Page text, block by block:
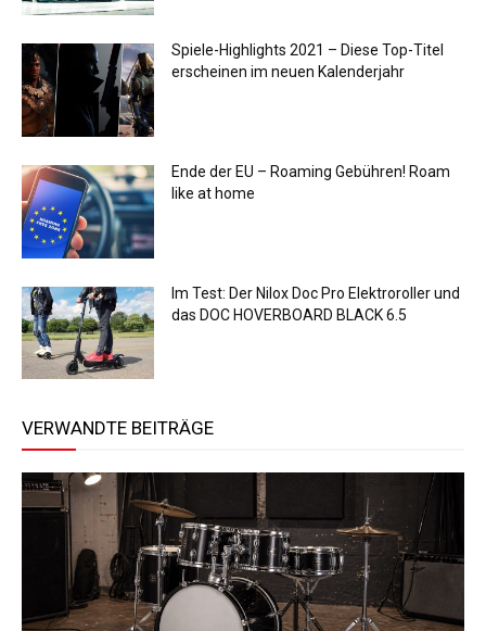
Spiele-Highlights 2021 – Diese Top-Titel
erscheinen im neuen Kalenderjahr
Ende der EU – Roaming Gebühren! Roam
like at home
Im Test: Der Nilox Doc Pro Elektroroller und
das DOC HOVERBOARD BLACK 6.5
VERWANDTE BEITRÄGE